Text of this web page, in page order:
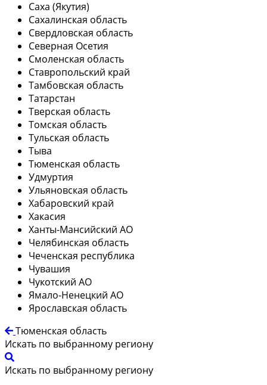
Саха (Якутия)
Сахалинская область
Свердловская область
Северная Осетия
Смоленская область
Ставропольский край
Тамбовская область
Татарстан
Тверская область
Томская область
Тульская область
Тыва
Тюменская область
Удмуртия
Ульяновская область
Хабаровский край
Хакасия
Ханты-Мансийский АО
Челябинская область
Чеченская республика
Чувашия
Чукотский АО
Ямало-Ненецкий АО
Ярославская область
Тюменская область
Искать по выбранному региону
Искать по выбранному региону